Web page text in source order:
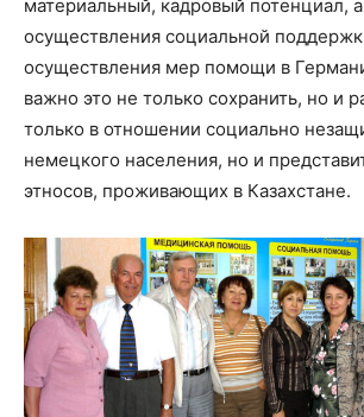
материальный, кадровый потенциал,
осуществления социальной
осуществления мер помощи в
важно это не только сохранить, но и
только в отношении социально
немецкого населения, но и
этносов, проживающих в Казахстане.